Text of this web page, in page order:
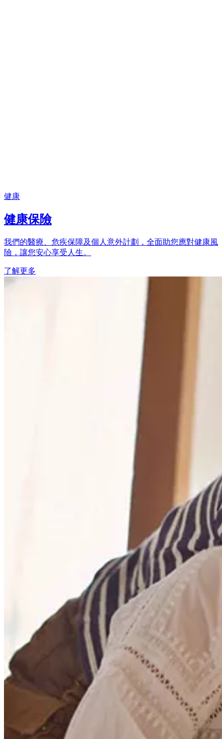
健康
健康保險
我們的醫療、危疾保障及個人意外計劃，全面助您應對健康風
險，讓您安心享受人生。
了解更多